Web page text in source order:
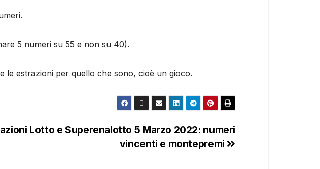
5 numeri su 55 e non su 40).
le estrazioni per quello che sono, cioè un gioco.
Lotto e Superenalotto 5 Marzo 2022: numeri
vincenti e montepremi